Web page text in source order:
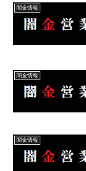
闇金情報
闇金情報
闇金情報